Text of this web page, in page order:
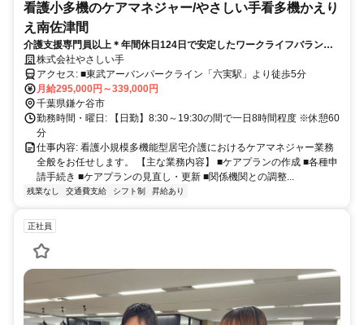
看護小多機のケアマネジャー/やさしい手看多機かえり
え南佐津間
介護支援専門員以上＊年間休日124日で安定したワークライフバランス
を実現♪昇給・賞与あり/教育体制＆福利厚生充実で長期キャリアが叶い
ます◎
株式会社やさしい手
アクセス: ■東武アーバンパークライン「六実駅」より徒歩5分
月給295,000円～339,000円
千葉県鎌ケ谷市
勤務時間・曜日: 【日勤】8:30～19:30の間で一日8時間程度 ※休憩60
分
仕事内容: 看護小規模多機能型居宅介護におけるケアマネジャー業務
全般をお任せします。 【主な業務内容】 ■ケアプランの作成 ■各種申
請手続き ■ケアプランの見直し・更新 ■関係機関との調整...
残業なし 交通費支給 シフト制 昇給あり
正社員